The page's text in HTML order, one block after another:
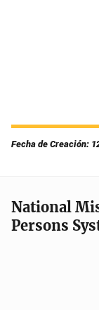
Fecha de Creación:
National
Persons